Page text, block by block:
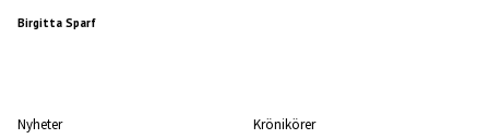
Birgitta Sparf
Nyheter Krönikörer